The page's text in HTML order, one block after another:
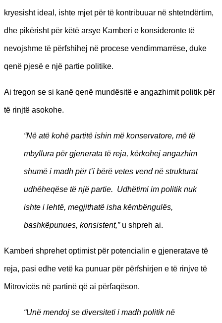
kryesisht ideal, ishte mjet për të kontribuuar në shtetndërtim,
dhe pikërisht për këtë arsye Kamberi e konsideronte të
nevojshme të përfshihej në procese vendimmarrëse, duke
qenë pjesë e një partie politike.
Ai tregon se si kanë qenë mundësitë e angazhimit politik për
të rinjtë asokohe.
“Në atë kohë partitë ishin më konservatore, më të
mbyllura për gjenerata të reja, kërkohej angazhim
shumë i madh për t’i bërë vetes vend në strukturat
udhëheqëse të një partie. Udhëtimi im politik nuk
ishte i lehtë, megjithatë isha këmbëngulës,
bashkëpunues, konsistent,”u shpreh ai.
Kamberi shprehet optimist për potencialin e gjeneratave të
reja, pasi edhe vetë ka punuar për përfshirjen e të rinjve të
Mitrovicës në partinë që ai përfaqëson.
“Unë mendoj se diversiteti i madh politik në